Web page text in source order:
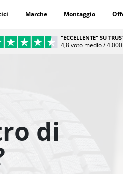
Marche Montaggio
"ECCELLENTE" SU
4,8 voto medio /
di